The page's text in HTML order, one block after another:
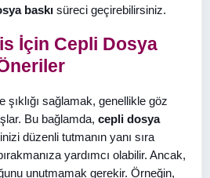
baskı süreci geçirebilirsiniz.
İçin Cepli Dosya
şıklığı sağlamak, genellikle göz
Bu bağlamda, cepli dosya
düzenli tutmanın yanı sıra
yardımcı olabilir. Ancak,
unutmamak gerekir. Örneğin,